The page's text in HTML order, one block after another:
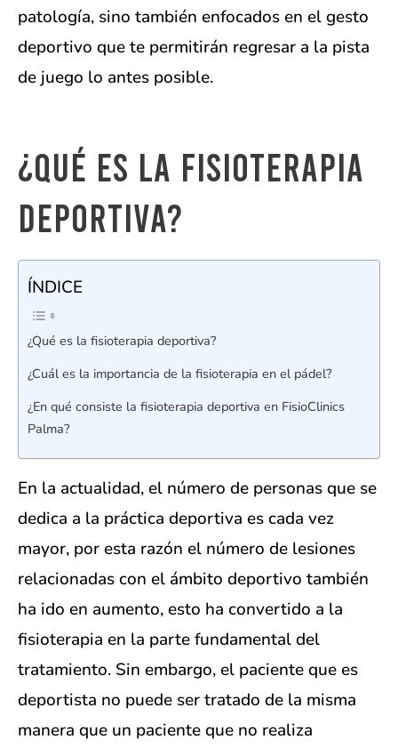
patología, sino también enfocados en el gesto
deportivo que te permitirán regresar a la pista
de juego lo antes posible.
¿Qué es la fisioterapia
deportiva?
ÍNDICE
¿Qué es la fisioterapia deportiva?
¿Cuál es la importancia de la fisioterapia en el pádel?
¿En qué consiste la fisioterapia deportiva en FisioClinics
Palma?
En la actualidad, el número de personas que se
dedica a la práctica deportiva es cada vez
mayor, por esta razón el número de lesiones
relacionadas con el ámbito deportivo también
ha ido en aumento, esto ha convertido a la
fisioterapia en la parte fundamental del
tratamiento. Sin embargo, el paciente que es
deportista no puede ser tratado de la misma
manera que un paciente que no realiza